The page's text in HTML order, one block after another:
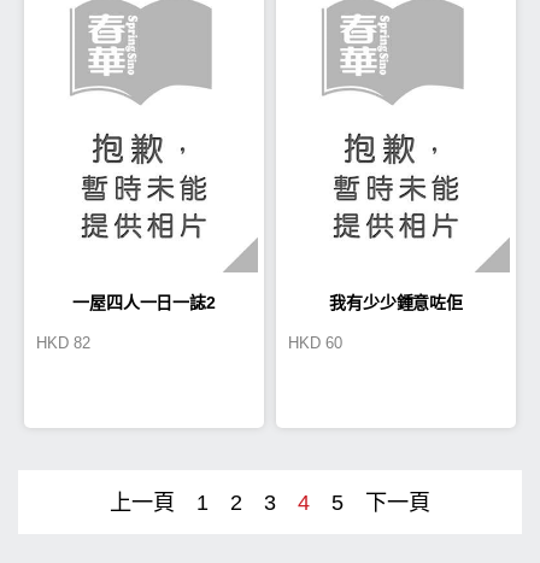
一屋四人一日一誌2
HKD 82
我有少少鍾意咗佢
HKD 60
上一頁 1 2 3 4 5 下一頁